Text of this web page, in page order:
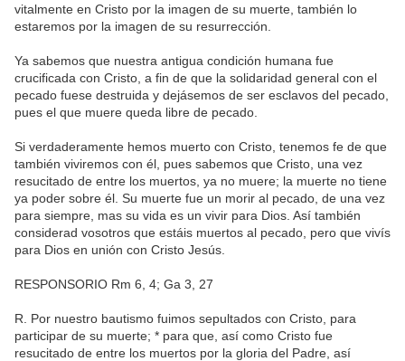
vitalmente en Cristo por la imagen de su muerte, también lo
estaremos por la imagen de su resurrección.
Ya sabemos que nuestra antigua condición humana fue
crucificada con Cristo, a fin de que la solidaridad general con el
pecado fuese destruida y dejásemos de ser esclavos del pecado,
pues el que muere queda libre de pecado.
Si verdaderamente hemos muerto con Cristo, tenemos fe de que
también viviremos con él, pues sabemos que Cristo, una vez
resucitado de entre los muertos, ya no muere; la muerte no tiene
ya poder sobre él. Su muerte fue un morir al pecado, de una vez
para siempre, mas su vida es un vivir para Dios. Así también
considerad vosotros que estáis muertos al pecado, pero que vivís
para Dios en unión con Cristo Jesús.
RESPONSORIO Rm 6, 4; Ga 3, 27
R. Por nuestro bautismo fuimos sepultados con Cristo, para
participar de su muerte; * para que, así como Cristo fue
resucitado de entre los muertos por la gloria del Padre, así